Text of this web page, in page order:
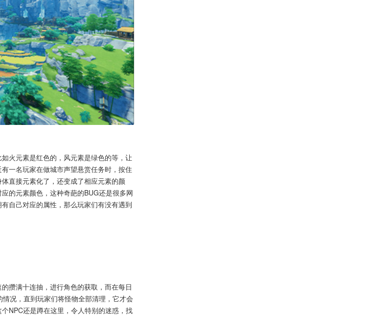
火元素是红色的，风元素是绿色的等，让
一名玩家在做城市声望悬赏任务时，按住
直接元素化了，还变成了相应元素的颜
的元素颜色，这种奇葩的BUG还是很多网
自己对应的属性，那么玩家们有没有遇到
攒满十连抽，进行角色的获取，而在每日
况，直到玩家们将怪物全部清理，它才会
NPC还是蹲在这里，令人特别的迷惑，找